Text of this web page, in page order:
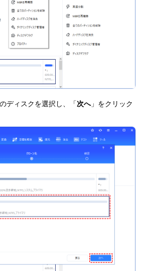
ディスクを選択し、「次へ」をクリック